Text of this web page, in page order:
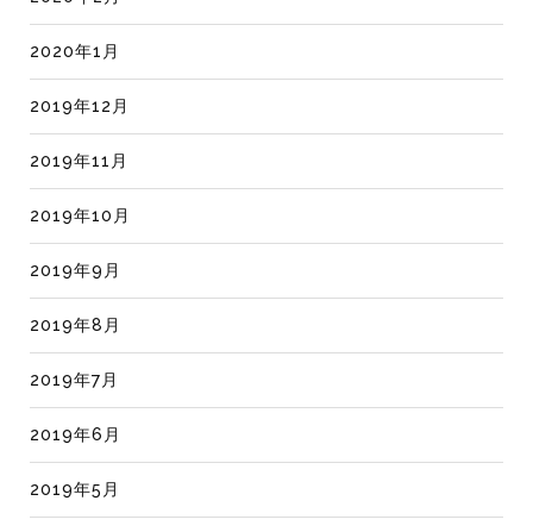
2020年1月
2019年12月
2019年11月
2019年10月
2019年9月
2019年8月
2019年7月
2019年6月
2019年5月